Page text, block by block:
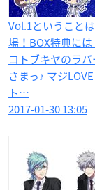
Vol.1ということ
場！BOX特典に
コトブキヤのラ
さまっ♪ マジ
ト…
2017-01-30 13:05